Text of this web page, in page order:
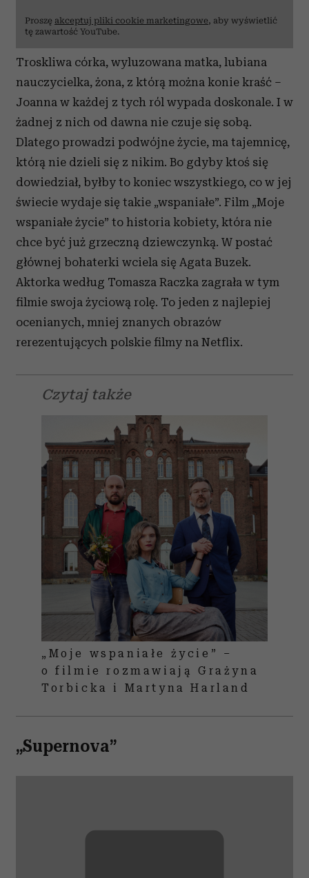
Proszę akceptuj pliki cookie marketingowe, aby wyświetlić
tę zawartość YouTube.
Troskliwa córka, wyluzowana matka, lubiana
nauczycielka, żona, z którą można konie kraść –
Joanna w każdej z tych ról wypada doskonale. I w
żadnej z nich od dawna nie czuje się sobą.
Dlatego prowadzi podwójne życie, ma tajemnicę,
którą nie dzieli się z nikim. Bo gdyby ktoś się
dowiedział, byłby to koniec wszystkiego, co w jej
świecie wydaje się takie „wspaniałe”. Film „Moje
wspaniałe życie” to historia kobiety, która nie
chce być już grzeczną dziewczynką. W postać
głównej bohaterki wciela się Agata Buzek.
Aktorka według Tomasza Raczka zagrała w tym
filmie swoja życiową rolę. To jeden z najlepiej
ocenianych, mniej znanych obrazów
rerezentujących polskie filmy na Netflix.
Czytaj także
„Moje wspaniałe życie” –
o filmie rozmawiają Grażyna
Torbicka i Martyna Harland
„Supernova”